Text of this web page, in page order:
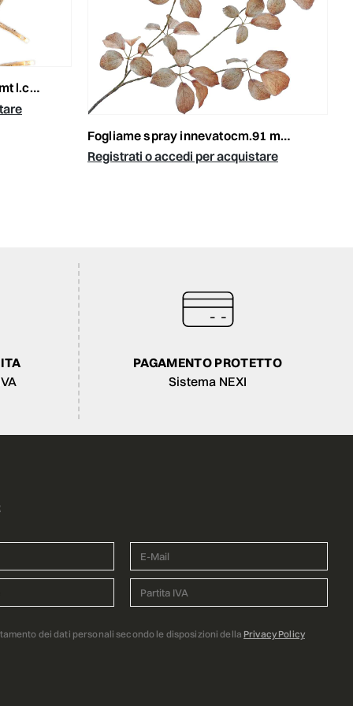
fogliame spray innevatocm.91 marrone
Registrati o accedi per acquistare
PAGAMENTO PROTETTO
Sistema NEXI
dei dati personali secondo le disposizioni della Privacy Policy